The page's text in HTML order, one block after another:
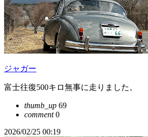
ジャガー
富士往復500キロ無事に走りました。
thumb_up 69
comment0
2026/02/25 00:19